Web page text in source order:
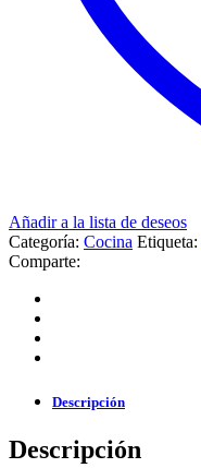
Añadir a la lista de deseos
Categoría: Cocina Etiqueta:
Comparte:
Descripción
Descripción